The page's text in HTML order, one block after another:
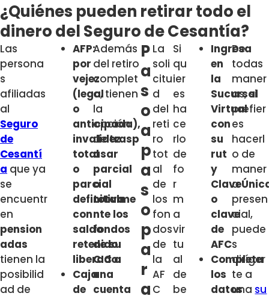
¿Quiénes pueden retirar todo el
dinero del Seguro de Cesantía?
Las
persona
s
afiliadas
al
Seguro
de
Cesantí
a que ya
se
encuentr
en
pension
adas
tienen la
posibilid
ad de
AFP:
por
vejez
(legal
o
anticipada),
invalidez
total
o
parcial
definitiva
con
saldo
retenido
liberado.
Caja
de
Además
del retiro
complet
o, tienen
la
opción
detrasp
asar
parcial
o
totalme
nte los
fondos
de su
CIC a
una
cuenta
P
a
s
o
a
p
a
s
o
p
a
r
a
La
soli
citu
d
del
reti
ro
tot
al
de
los
fon
dos
de
la
AF
C
Si
qu
ier
es
ha
ce
rlo
de
fo
r
m
a
vir
tu
al
de
be
Ingresa
en
la
Sucursal
Virtual
con
su
rut
y
o
clave
de
AFC
Completa
los
datos
De
todas
maner
as, si
prefier
es
hacerl
o de
maner
a
presen
cial,
puede
s
diríger
te a
una su